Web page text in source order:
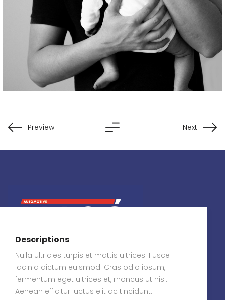
Descriptions
Nulla ultricies turpis et mattis ultrices. Fusce
lacinia dictum euismod. Cras odio ipsum,
fermentum eget ultrices et, rhoncus ut nisl.
Aenean efficitur luctus elit ac tincidunt.
Preview Next
JMO – MANUFATURA
Indústria de manufatura focada em
produção de peças automotivas e soluções